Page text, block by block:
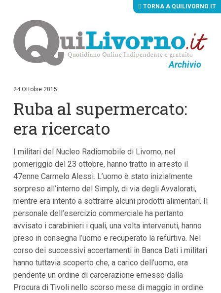
Archivio
i
i
n
n
u
t
i
p
i
n
i
p
l
i
a
TORNA A QUILIVORNO.IT
24 Ottobre 2015
Ruba al supermercato:
era ricercato
I militari del Nucleo Radiomobile di Livorno, nel
pomeriggio del 23 ottobre, hanno tratto in arresto il
47enne Carmelo Alessi. L’uomo è stato inizialmente
sorpreso all’interno del Simply, di via degli Avvalorati,
mentre era intento a sottrarre alcuni prodotti alimentari. Il
personale dell’esercizio commerciale ha pertanto
avvisato i carabinieri i quali, una volta intervenuti, hanno
preso in consegna l’uomo e recuperato la refurtiva. Nel
corso dei successivi accertamenti in Banca Dati i militari
hanno tuttavia scoperto che, a carico dell’uomo, era
pendente un ordine di carcerazione emesso dalla
Procura di Tivoli nello scorso mese di maggio in ordine